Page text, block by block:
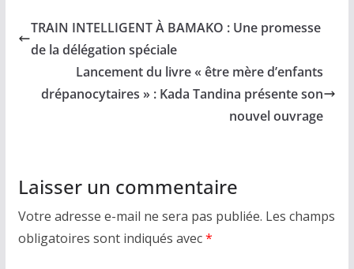
TRAIN INTELLIGENT À BAMAKO : Une promesse
de la délégation spéciale
Lancement du livre « être mère d’enfants
drépanocytaires » : Kada Tandina présente son
nouvel ouvrage
Laisser un commentaire
Votre adresse e-mail ne sera pas publiée. Les champs
obligatoires sont indiqués avec*